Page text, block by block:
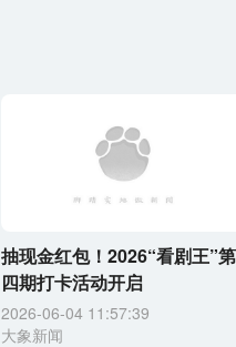
抽现金红包！2026“看剧王”第
四期打卡活动开启
2026-06-04 11:57:39
大象新闻